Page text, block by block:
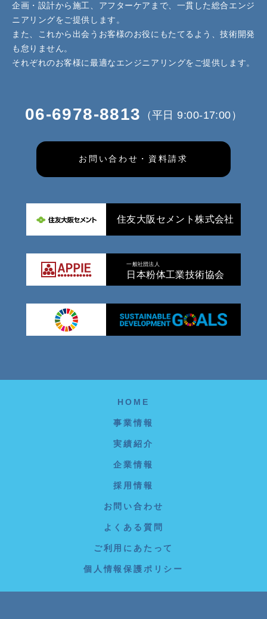
企画・設計から施工、アフターケアまで、一貫した総合エンジ
ニアリングをご提供します。
また、これから出会うお客様のお役にもたてるよう、技術開発
も怠りません。
それぞれのお客様に最適なエンジニアリングをご提供します。
06-6978-8813 （平日 9:00-17:00）
お問い合わせ・資料請求
住友大阪セメント株式会社
一般社団法人
日本粉体工業技術協会
HOME
事業情報
実績紹介
企業情報
採用情報
お問い合わせ
よくある質問
ご利用にあたって
個人情報保護ポリシー